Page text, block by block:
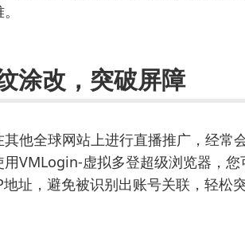
涂改，突破屏障
他全球网站上进行直播推广，经常
VMLogin-虚拟多登超级浏览器，
址，避免被识别出账号关联，轻松突